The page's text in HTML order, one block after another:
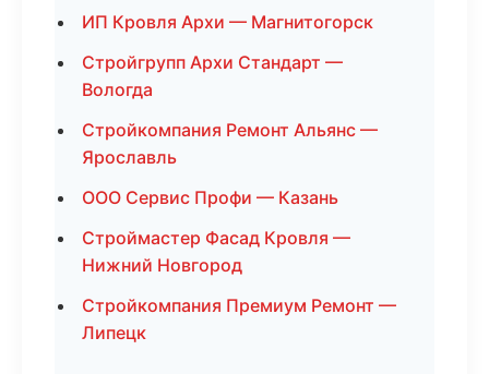
ИП Кровля Архи — Магнитогорск
Стройгрупп Архи Стандарт —
Вологда
Стройкомпания Ремонт Альянс —
Ярославль
ООО Сервис Профи — Казань
Строймастер Фасад Кровля —
Нижний Новгород
Стройкомпания Премиум Ремонт —
Липецк